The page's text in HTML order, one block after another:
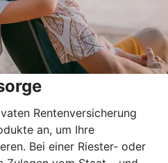
Rentenversicherung
an, um Ihre
Bei einer Riester- oder